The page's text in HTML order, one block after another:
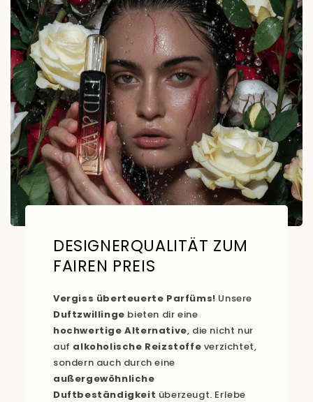
DESIGNERQUALITÄT ZUM
FAIREN PREIS
Vergiss überteuerte Parfüms! Unsere
Duftzwillinge bieten dir eine
hochwertige Alternative, die nicht nur
auf alkoholische Reizstoffe verzichtet,
sondern auch durch eine
außergewöhnliche
Duftbeständigkeit überzeugt. Erlebe